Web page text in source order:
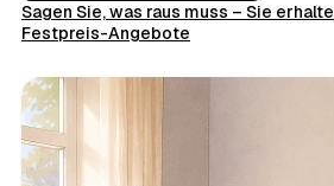
Sagen Sie, was raus muss – Sie
Festpreis-Angebote